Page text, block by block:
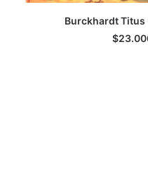
Burckhardt Titus
$